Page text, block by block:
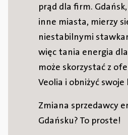
prąd dla firm.
inne miasta, mierzy
niestabilnymi
więc tania energia
może skorzystać z
Veolia i obniżyć swoje
Zmiana sprzedawcy
Gdańsku? To proste!